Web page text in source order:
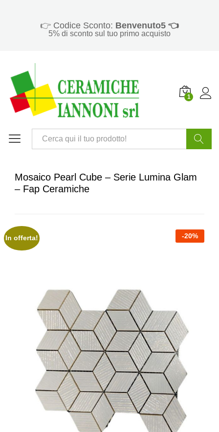
👉 Codice Sconto: Benvenuto5 👈
5% di sconto sul tuo primo acquisto
1
Mosaico Pearl Cube – Serie Lumina Glam
– Fap Ceramiche
In offerta! -20%